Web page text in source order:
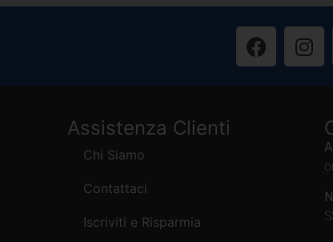
Assistenza Clienti
Chi Siamo
Contattaci
Iscriviti e Risparmia